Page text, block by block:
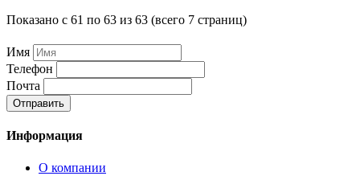
Показано с 61 по 63 из 63 (всего 7 страниц)
Имя
Телефон
Почта
Отправить
Информация
О компании